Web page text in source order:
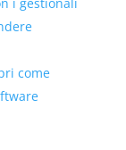
i gestionali
come